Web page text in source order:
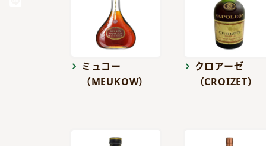
ミュコー
（MEUKOW）
クロアーゼ
（CROIZET）